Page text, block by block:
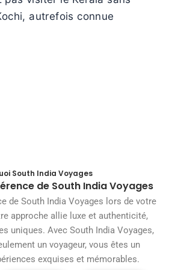
autrefois connue
South India Voyages
de South India Voyages
de South India Voyages lors de votre
approche allie luxe et authenticité,
uniques. Avec South India Voyages,
un voyageur, vous êtes un
exquises et mémorables.